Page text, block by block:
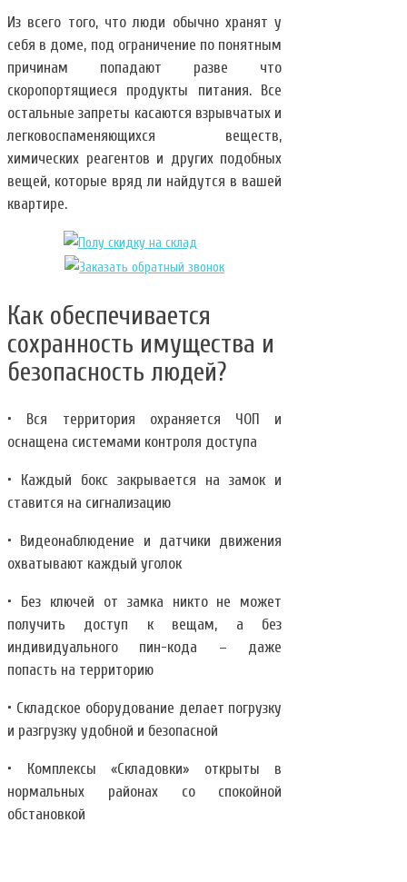
Из всего того, что люди обычно хранят у
себя в доме, под ограничение по понятным
причинам попадают разве что
скоропортящиеся продукты питания. Все
остальные запреты касаются взрывчатых и
легковоспаменяющихся веществ,
химических реагентов и других подобных
вещей, которые вряд ли найдутся в вашей
квартире.
Как обеспечивается
сохранность имущества и
безопасность людей?
• Вся территория охраняется ЧОП и
оснащена системами контроля доступа
• Каждый бокс закрывается на замок и
ставится на сигнализацию
• Видеонаблюдение и датчики движения
охватывают каждый уголок
• Без ключей от замка никто не может
получить доступ к вещам, а без
индивидуального пин-кода – даже
попасть на территорию
• Складское оборудование делает погрузку
и разгрузку удобной и безопасной
• Комплексы «Складовки» открыты в
нормальных районах со спокойной
обстановкой